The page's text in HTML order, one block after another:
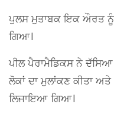
ਪੁਲਸ ਮੁਤਾਬਕ ਇਕ ਔਰਤ ਨੂੰ
ਗਿਆ।
ਪੀਲ ਪੈਰਾਮੈਡਿਕਸ ਨੇ
ਲੋਕਾਂ ਦਾ ਮੁਲਾਂਕਣ ਕੀਤਾ
ਲਿਜਾਇਆ ਗਿਆ।